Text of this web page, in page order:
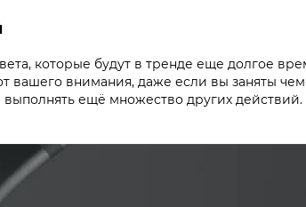
которые будут в тренде еще долгое
вашего внимания, даже если вы заняты
выполнять ещё множество других действий.